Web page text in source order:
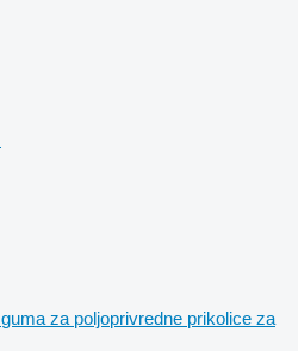
guma za poljoprivredne prikolice za